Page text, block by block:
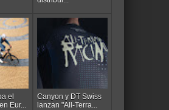
el
Eur...
Canyon y DT Swiss
lanzan "All-Terra...